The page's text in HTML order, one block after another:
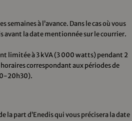
à l’avance. Dans le cas où vous
avant la date mentionnée sur le courrier.
limitée à 3 kVA (3 000 watts) pendant 2
correspondant aux périodes de
20h30).
la part d’Enedis qui vous précisera la date